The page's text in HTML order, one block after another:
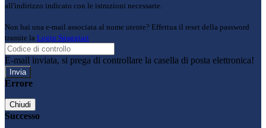
all'indirizzo indicato con le istruzioni necessarie.
Non hai una e-mail associata al nome utente? Effettua il reset della password
tramite la Login Spaggiari
E-mail inviata, si prega di controllare la casella di posta elettronica!
Errore
Chiudi
Successo